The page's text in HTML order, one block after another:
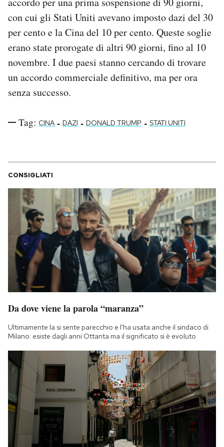
con cui gli Stati Uniti avevano imposto dazi del 30
per cento e la Cina del 10 per cento. Queste soglie
erano state prorogate di altri 90 giorni, fino al 10
novembre. I due paesi stanno cercando di trovare
un accordo commerciale definitivo, ma per ora
senza successo.
Tag: CINA - DAZI - DONALD TRUMP - STATI UNITI
CONSIGLIATI
Da dove viene la parola “maranza”
Ultimamente la si sente parecchio e l'ha usata anche il sindaco di
Milano: esiste dagli anni Ottanta ma il significato si è evoluto